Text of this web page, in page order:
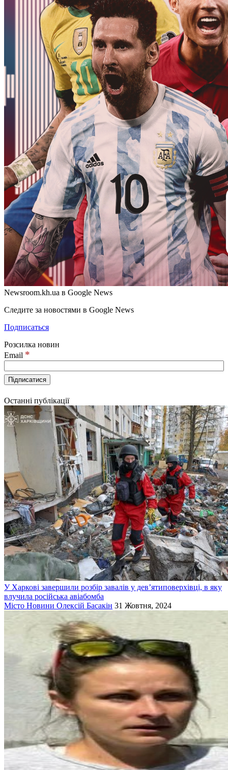
Newsroom.kh.ua в Google News
Следите за новостями в Google News
Подписаться
Розсилка новин
Email *
Останні публікації
У Харкові завершили розбір завалів у дев’ятиповерхівці, в яку
влучила російська авіабомба
Місто Новини Олексій Басакін 31 Жовтня, 2024